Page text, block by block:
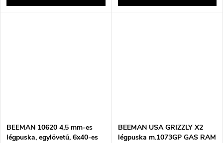
BEEMAN 10620 4,5 mm-es
légpuska, egylövetű, 6x40-es
BEEMAN USA GRIZZLY X2
légpuska m.1073GP GAS RAM